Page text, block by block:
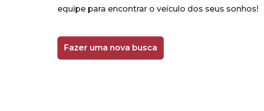
equipe para encontrar o veículo dos seus sonhos!
Fazer uma nova busca